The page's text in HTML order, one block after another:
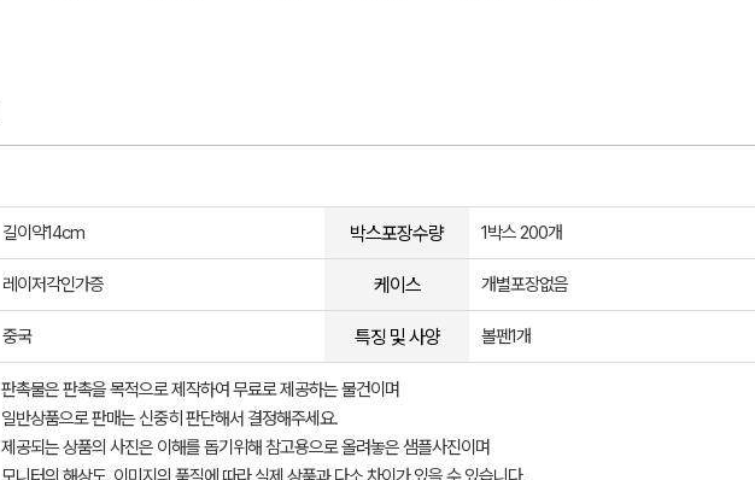
길이약14cm 박스포장수량 1박스 200개
레이저각인가증 케이스 개별포장없음
중국 특징 및 사양 볼펜1개
판촉물은 판촉을 목적으로 제작하여 무료로 제공하는 물건이며
일반상품으로 판매는 신중히 판단해서 결정해주세요.
제공되는 상품의 사진은 이해를 돕기위해 참고용으로 올려놓은 샘플사진이며